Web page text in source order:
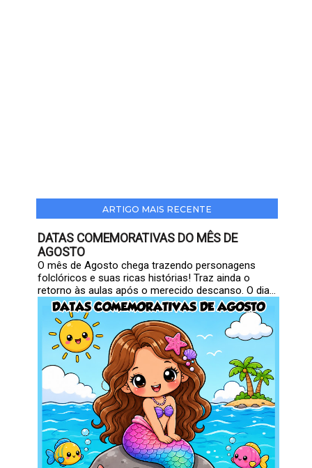
ARTIGO MAIS RECENTE
DATAS COMEMORATIVAS DO MÊS DE
AGOSTO
O mês de Agosto chega trazendo personagens
folclóricos e suas ricas histórias! Traz ainda o
retorno às aulas após o merecido descanso. O dia...